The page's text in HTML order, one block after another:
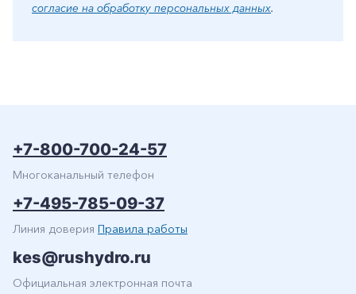
согласие на обработку персональных данных.
+7-800-700-24-57
Многоканальный телефон
+7-495-785-09-37
Линия доверия Правила работы
kes@rushydro.ru
Официальная электронная почта